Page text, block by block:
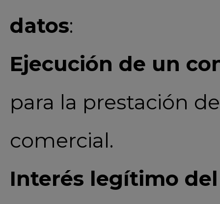
datos:
Ejecución de un
para la prestación
comercial.
Interés legítimo